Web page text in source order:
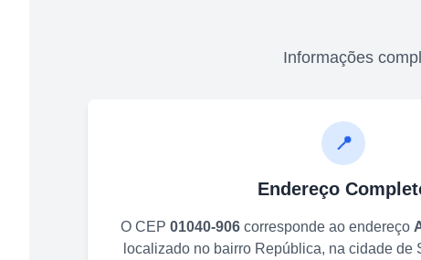
Informações
📍
Endereço
O CEP 01040-906 corresponde ao endereço
localizado no bairro República, na cidade de